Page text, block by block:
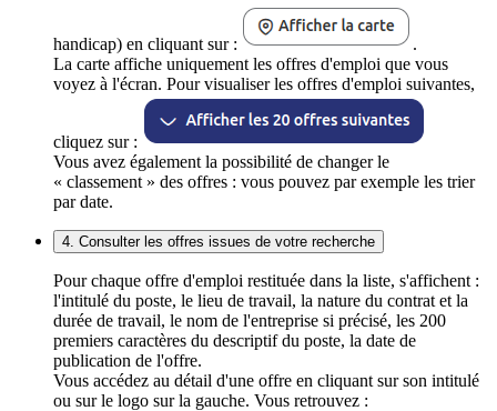
handicap) en cliquant sur :
.
La carte affiche uniquement les offres d'emploi que vous
voyez à l'écran. Pour visualiser les offres d'emploi suivantes,
cliquez sur :
Vous avez également la possibilité de changer le
« classement » des offres : vous pouvez par exemple les trier
par date.
4. Consulter les offres issues de votre recherche
Pour chaque offre d'emploi restituée dans la liste, s'affichent :
l'intitulé du poste, le lieu de travail, la nature du contrat et la
durée de travail, le nom de l'entreprise si précisé, les 200
premiers caractères du descriptif du poste, la date de
publication de l'offre.
Vous accédez au détail d'une offre en cliquant sur son intitulé
ou sur le logo sur la gauche. Vous retrouvez :